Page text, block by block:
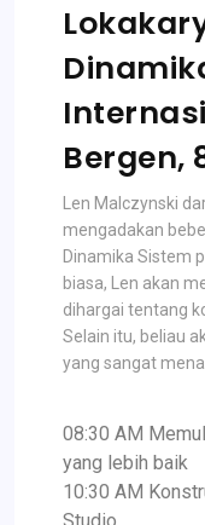
Bergen,
Len Malczynski
mengadakan
Dinamika Sistem
biasa, Len akan
dihargai tentang
Selain itu, beliau
yang sangat
08:30 AM
yang lebih baik
10:30 AM